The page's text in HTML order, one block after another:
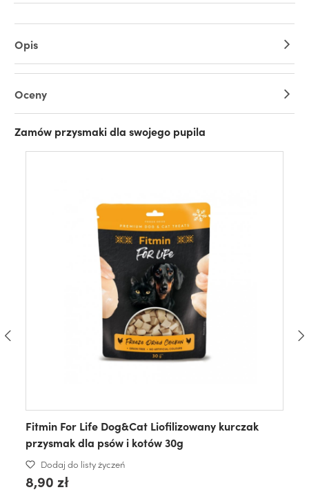
Opis
Oceny
Zamów przysmaki dla swojego pupila
Fitmin For Life Dog&Cat Liofilizowany kurczak
przysmak dla psów i kotów 30g
Dodaj do listy życzeń
8,90 zł